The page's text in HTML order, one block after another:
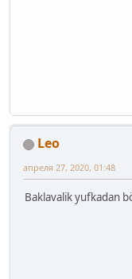
Leo
апреля 27, 2020, 01:48
Baklavalik yufkadan